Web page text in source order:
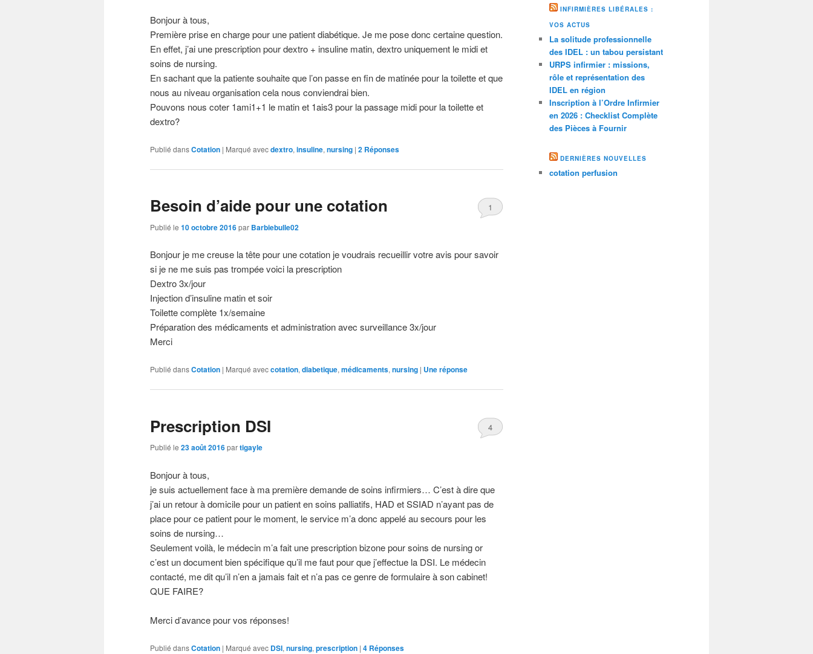
Bonjour à tous,
Première prise en charge pour une patient diabétique. Je me pose donc certaine question.
En effet, j’ai une prescription pour dextro + insuline matin, dextro uniquement le midi et
soins de nursing.
En sachant que la patiente souhaite que l’on passe en fin de matinée pour la toilette et que
nous au niveau organisation cela nous conviendrai bien.
Pouvons nous coter 1ami1+1 le matin et 1ais3 pour la passage midi pour la toilette et
dextro?
Publié dansCotation | Marqué avecdextro, insuline, nursing | 2 Réponses
Besoin d’aide pour une cotation
Publié le 10 octobre 2016par Barbiebulle02
1
Bonjour je me creuse la tête pour une cotation je voudrais recueillir votre avis pour savoir
si je ne me suis pas trompée voici la prescription
Dextro 3x/jour
Injection d’insuline matin et soir
Toilette complète 1x/semaine
Préparation des médicaments et administration avec surveillance 3x/jour
Merci
Publié dansCotation | Marqué aveccotation, diabetique, médicaments, nursing | Uneréponse
Prescription DSI
Publié le 23 août 2016partigayle
4
Bonjour à tous,
je suis actuellement face à ma première demande de soins infirmiers… C’est à dire que
j’ai un retour à domicile pour un patient en soins palliatifs, HAD et SSIAD n’ayant pas de
place pour ce patient pour le moment, le service m’a donc appelé au secours pour les
soins de nursing…
Seulement voilà, le médecin m’a fait une prescription bizone pour soins de nursing or
c’est un document bien spécifique qu’il me faut pour que j’effectue la DSI. Le médecin
contacté, me dit qu’il n’en a jamais fait et n’a pas ce genre de formulaire à son cabinet!
QUE FAIRE?
Merci d’avance pour vos réponses!
Publié dansCotation | Marqué avec DSI, nursing, prescription | 4 Réponses
INFIRMIÈRES LIBÉRALES :
VOS ACTUS
La solitude professionnelle
des IDEL : un tabou persistant
URPS infirmier : missions,
rôle et représentation des
IDEL en région
Inscription à l’Ordre Infirmier
en 2026 : Checklist Complète
des Pièces à Fournir
DERNIÈRES NOUVELLES
cotation perfusion